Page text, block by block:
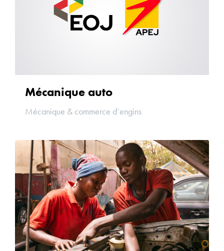
Mécanique auto
Mécanique & commerce d’engins